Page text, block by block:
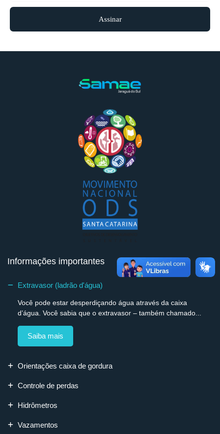
Assinar
Informações importantes
Extravasor (ladrão d'água)
Você pode estar desperdiçando água através da caixa
d’água. Você sabia que o extravasor – também chamado...
Saiba mais
Orientações caixa de gordura
Controle de perdas
Hidrômetros
Vazamentos